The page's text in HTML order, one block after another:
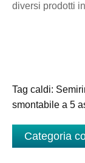
diversi prodotti
Tag caldi:
smontabile a 5
Categoria